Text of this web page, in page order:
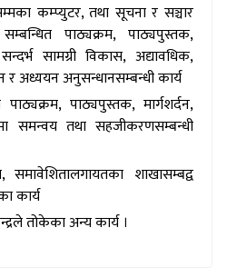
कम्प्युटर, तथा सूचना र सञ्चार
पाठ्यक्रम, पाठ्यपुस्तक,
सामग्री विकास, अद्यावधिक,
र अध्ययन अनुसन्धानसम्बन्धी कार्य
पाठ्यपुस्तक, मार्गशर्दन,
समन्वय तथा सहजीकरणसम्बन्धी
समावेशितालगायतका शाखासम्बद्व
कार्य
तोकेका अन्य कार्य ।